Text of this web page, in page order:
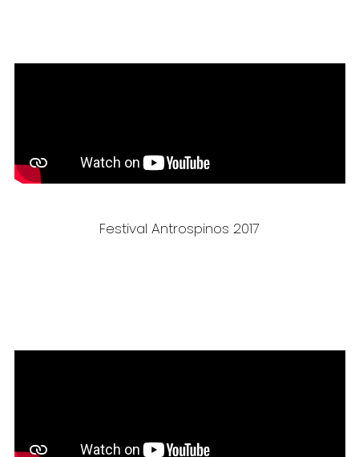
Festival Antrospinos 2017